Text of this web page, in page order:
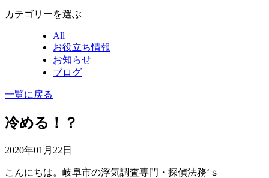
カテゴリーを選ぶ
All
お役立ち情報
お知らせ
ブログ
一覧に戻る
冷める！？
2020年01月22日
こんにちは。岐阜市の浮気調査専門・探偵法務‘ｓ